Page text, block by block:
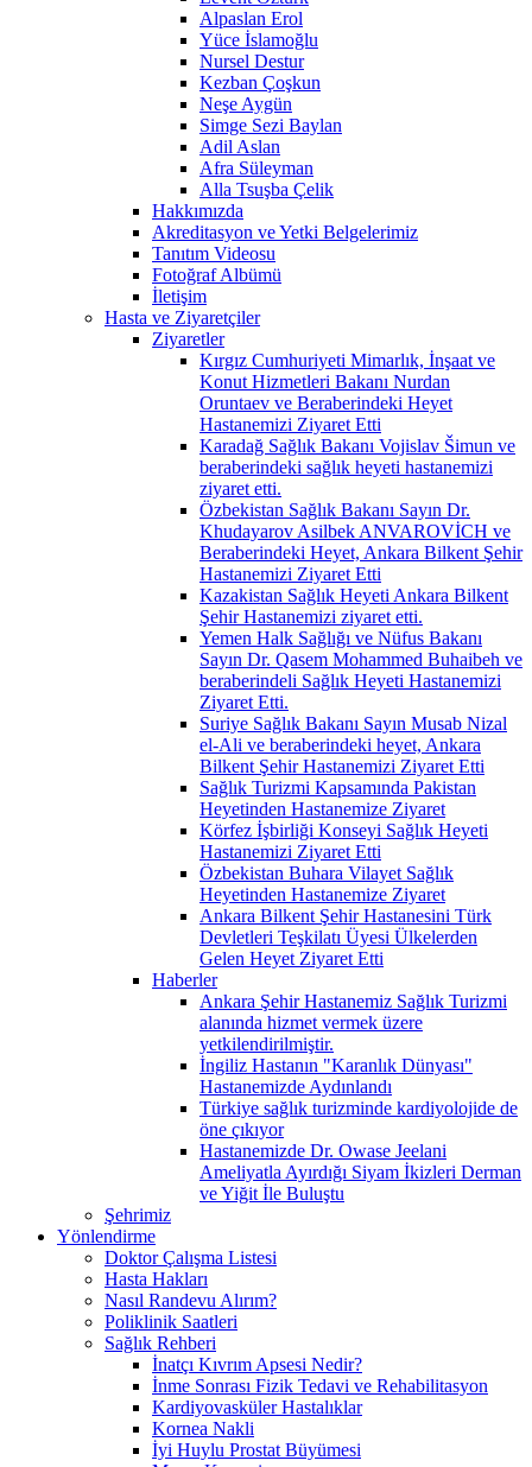
Alpaslan Erol
Yüce İslamoğlu
Nursel Destur
Kezban Çoşkun
Neşe Aygün
Simge Sezi Baylan
Adil Aslan
Afra Süleyman
Alla Tsuşba Çelik
Hakkımızda
Akreditasyon ve Yetki Belgelerimiz
Tanıtım Videosu
Fotoğraf Albümü
İletişim
Hasta ve Ziyaretçiler
Ziyaretler
Kırgız Cumhuriyeti Mimarlık, İnşaat ve
Konut Hizmetleri Bakanı Nurdan
Oruntaev ve Beraberindeki Heyet
Hastanemizi Ziyaret Etti
Karadağ Sağlık Bakanı Vojislav Šimun ve
beraberindeki sağlık heyeti hastanemizi
ziyaret etti.
Özbekistan Sağlık Bakanı Sayın Dr.
Khudayarov Asilbek ANVAROVİCH ve
Beraberindeki Heyet, Ankara Bilkent Şehir
Hastanemizi Ziyaret Etti
Kazakistan Sağlık Heyeti Ankara Bilkent
Şehir Hastanemizi ziyaret etti.
Yemen Halk Sağlığı ve Nüfus Bakanı
Sayın Dr. Qasem Mohammed Buhaibeh ve
beraberindeli Sağlık Heyeti Hastanemizi
Ziyaret Etti.
Suriye Sağlık Bakanı Sayın Musab Nizal
el-Ali ve beraberindeki heyet, Ankara
Bilkent Şehir Hastanemizi Ziyaret Etti
Sağlık Turizmi Kapsamında Pakistan
Heyetinden Hastanemize Ziyaret
Körfez İşbirliği Konseyi Sağlık Heyeti
Hastanemizi Ziyaret Etti
Özbekistan Buhara Vilayet Sağlık
Heyetinden Hastanemize Ziyaret
Ankara Bilkent Şehir Hastanesini Türk
Devletleri Teşkilatı Üyesi Ülkelerden
Gelen Heyet Ziyaret Etti
Haberler
Ankara Şehir Hastanemiz Sağlık Turizmi
alanında hizmet vermek üzere
yetkilendirilmiştir.
İngiliz Hastanın "Karanlık Dünyası"
Hastanemizde Aydınlandı
Türkiye sağlık turizminde kardiyolojide de
öne çıkıyor
Hastanemizde Dr. Owase Jeelani
Ameliyatla Ayırdığı Siyam İkizleri Derman
ve Yiğit İle Buluştu
Şehrimiz
Yönlendirme
Doktor Çalışma Listesi
Hasta Hakları
Nasıl Randevu Alırım?
Poliklinik Saatleri
Sağlık Rehberi
İnatçı Kıvrım Apsesi Nedir?
İnme Sonrası Fizik Tedavi ve Rehabilitasyon
Kardiyovasküler Hastalıklar
Kornea Nakli
İyi Huylu Prostat Büyümesi